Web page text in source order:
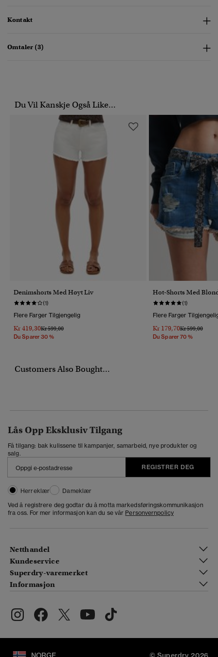
Kontakt
Omtaler (3)
Du Vil Kanskje Også Like...
Denimshorts Med Høyt Liv
(1)
Flere Farger Tilgjengelig
Kr 419,30Pris Nedsatt Fra
Kr 599,00Til
Du Sparer 30 %
Hot-Shorts Med
(1)
Flere Farger
Kr 179,70Pris Nedsatt
Kr 599,00Til
Du Sparer 70 %
Customers Also Bought...
Lås Opp Eksklusiv Tilgang
Få tilgang: bak kulissene til kampanjer, samarbeid, nye produkter og
salg.
REGISTRER DEG
Herreklær
Dameklær
Ved å registrere deg godtar du å motta markedsføringskommunikasjon
fra oss. For mer informasjon kan du se vår Personvernpolicy
Netthandel
Kundeservice
Superdry-varemerket
Informasjon